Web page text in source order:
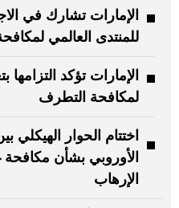
للمنتدى العالمي
الإمارات تؤكد التزامها
لمكافحة التطرف
اختتام الحوار الهيكلي
الأوروبي بشأن
الإرهاب